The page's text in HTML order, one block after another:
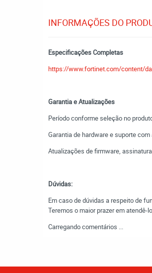
INFORMAÇÕES DO
Especificações Completas
https://www.fortinet.com/content/
Garantia e Atualizações
Período conforme seleção no
Garantia de hardware e suporte
Atualizações de firmware,
Dúvidas:
Em caso de dúvidas a respeito de
Teremos o maior prazer em atendê-
Carregando comentários ...